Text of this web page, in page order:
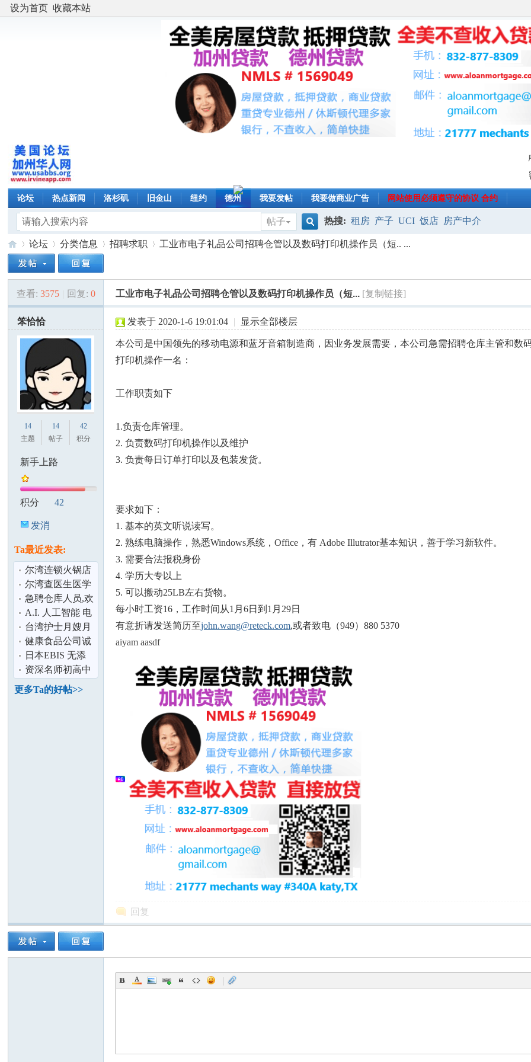
设为首页 收藏本站
论坛 热点新闻 洛杉矶 旧金山 纽约 德州 我要发帖 我要做商业广告 网站使用必须遵守的协议 合约
帖子
搜
索
热搜: 租房 产子 UCI 饭店 房产中介
美
国
»
论坛
›
分类信息 招聘求职
›
工业市电子礼品公司招聘仓管以及数码打印机操作员（短.. ...
查看: 3575 | 回复: 0 工业市电子礼品公司招聘仓管以及数码打印机操作员（短... [复制链接]
笨恰恰
14
主题
14
帖子
42
积分
新手上路
积分 42
发消
Ta最近发表:
尔湾连锁火锅店
请人
尔湾查医生医学
中心招聘 护士 医
学助理 前
急聘仓库人员,欢
迎您的加入
A.I. 人工智能 电
脑编程 机器人 网
路安全
台湾护士月嫂月
子餐,经验丰富,人
品好有责任
健康食品公司诚
招 销售人员 薪优
日本EBIS 无添
加补水保湿美白
手膜
资深名师初高中
课后辅导,各种升
学考试备考
更多Ta的好帖>>
发表于 2020-1-6 19:01:04 | 显示全部楼层
本公司是中国领先的移动电源和蓝牙音箱制造商，因业务发展需要，本公司急需招聘仓库主管和数
打印机操作一名：
工作职责如下
1.负责仓库管理。
2. 负责数码打印机操作以及维护
3. 负责每日订单打印以及包装发货。
要求如下：
1. 基本的英文听说读写。
2. 熟练电脑操作，熟悉Windows系统，Office，有 Adobe Illutrator基本知识，善于学习新软件。
3. 需要合法报税身份
4. 学历大专以上
5. 可以搬动25LB左右货物。
每小时工资16，工作时间从1月6日到1月29日
有意折请发送简历至john.wang@reteck.com,或者致电（949）880 5370
aiyam aasdf
回复
|